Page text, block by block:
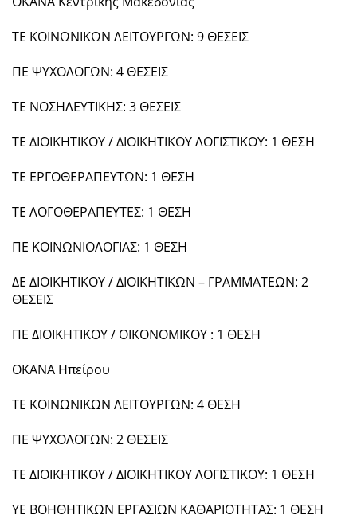
ΤΕ ΚΟΙΝΩΝΙΚΩΝ ΛΕΙΤΟΥΡΓΩΝ: 9 ΘΕΣΕΙΣ
ΠΕ ΨΥΧΟΛΟΓΩΝ: 4 ΘΕΣΕΙΣ
ΤΕ ΝΟΣΗΛΕΥΤΙΚΗΣ: 3 ΘΕΣΕΙΣ
ΤΕ ΔΙΟΙΚΗΤΙΚΟΥ / ΔΙΟΙΚΗΤΙΚΟΥ ΛΟΓΙΣΤΙΚΟΥ: 1 ΘΕΣΗ
ΤΕ ΕΡΓΟΘΕΡΑΠΕΥΤΩΝ: 1 ΘΕΣΗ
ΤΕ ΛΟΓΟΘΕΡΑΠΕΥΤΕΣ: 1 ΘΕΣΗ
ΠΕ ΚΟΙΝΩΝΙΟΛΟΓΙΑΣ: 1 ΘΕΣΗ
ΔΕ ΔΙΟΙΚΗΤΙΚΟΥ / ΔΙΟΙΚΗΤΙΚΩΝ – ΓΡΑΜΜΑΤΕΩΝ: 2
ΘΕΣΕΙΣ
ΠΕ ΔΙΟΙΚΗΤΙΚΟΥ / ΟΙΚΟΝΟΜΙΚΟΥ : 1 ΘΕΣΗ
ΟΚΑΝΑ Ηπείρου
ΤΕ ΚΟΙΝΩΝΙΚΩΝ ΛΕΙΤΟΥΡΓΩΝ: 4 ΘΕΣΗ
ΠΕ ΨΥΧΟΛΟΓΩΝ: 2 ΘΕΣΕΙΣ
ΤΕ ΔΙΟΙΚΗΤΙΚΟΥ / ΔΙΟΙΚΗΤΙΚΟΥ ΛΟΓΙΣΤΙΚΟΥ: 1 ΘΕΣΗ
ΥΕ ΒΟΗΘΗΤΙΚΩΝ ΕΡΓΑΣΙΩΝ ΚΑΘΑΡΙΟΤΗΤΑΣ: 1 ΘΕΣΗ